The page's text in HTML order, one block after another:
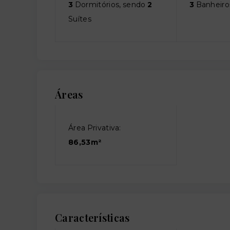
3 Dormitórios, sendo 2
Suítes
3
Áreas
Área Privativa:
86,53m²
Características